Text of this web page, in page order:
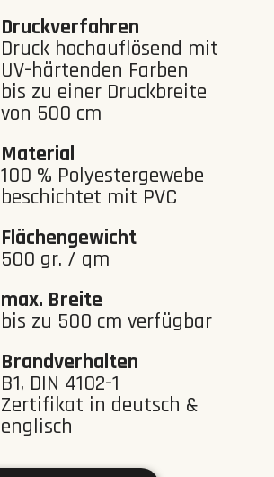
Druckverfahren
Druck hochauflösend mit
UV-härtenden Farben
bis zu einer Druckbreite
von 500 cm
Material
100 % Polyestergewebe
beschichtet mit PVC
Flächengewicht
500 gr. / qm
max. Breite
bis zu 500 cm verfügbar
Brandverhalten
B1, DIN 4102-1
Zertifikat in deutsch &
englisch